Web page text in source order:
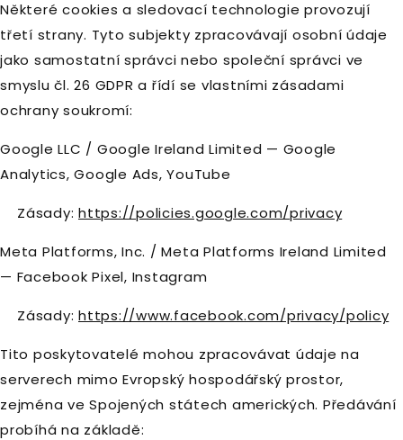
Některé cookies a sledovací technologie provozují
třetí strany. Tyto subjekty zpracovávají osobní údaje
jako samostatní správci nebo společní správci ve
smyslu čl. 26 GDPR a řídí se vlastními zásadami
ochrany soukromí:
Google LLC / Google Ireland Limited — Google
Analytics, Google Ads, YouTube
Zásady: https://policies.google.com/privacy
Meta Platforms, Inc. / Meta Platforms Ireland Limited
— Facebook Pixel, Instagram
Zásady: https://www.facebook.com/privacy/policy
Tito poskytovatelé mohou zpracovávat údaje na
serverech mimo Evropský hospodářský prostor,
zejména ve Spojených státech amerických. Předávání
probíhá na základě: